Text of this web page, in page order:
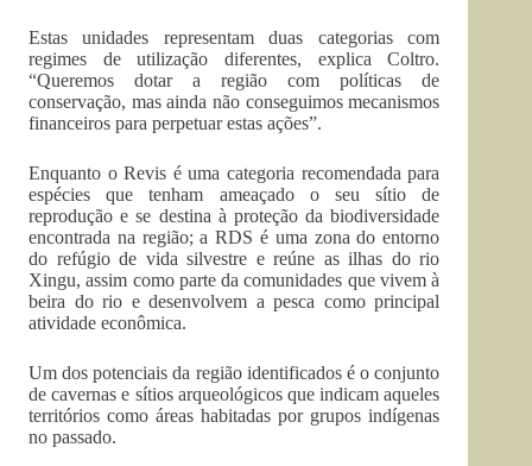
Estas unidades representam duas categorias com
regimes de utilização diferentes, explica Coltro.
“Queremos dotar a região com políticas de
conservação, mas ainda não conseguimos mecanismos
financeiros para perpetuar estas ações”.
Enquanto o Revis é uma categoria recomendada para
espécies que tenham ameaçado o seu sítio de
reprodução e se destina à proteção da biodiversidade
encontrada na região; a RDS é uma zona do entorno
do refúgio de vida silvestre e reúne as ilhas do rio
Xingu, assim como parte da comunidades que vivem à
beira do rio e desenvolvem a pesca como principal
atividade econômica.
Um dos potenciais da região identificados é o conjunto
de cavernas e sítios arqueológicos que indicam aqueles
territórios como áreas habitadas por grupos indígenas
no passado.